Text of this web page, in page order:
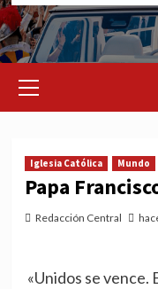
Menu
Iglesia Católica Mundo
Papa
Redacción Central
«Unidos se vence.